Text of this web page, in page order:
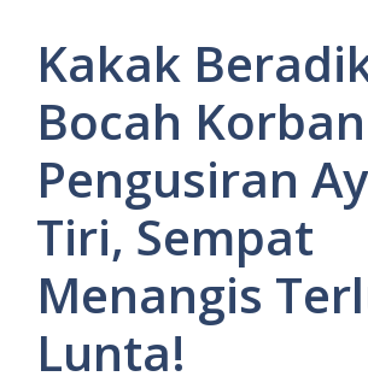
Kakak
Bocah Korban
Pengusiran
Tiri, Sempat
Menangis
Lunta!